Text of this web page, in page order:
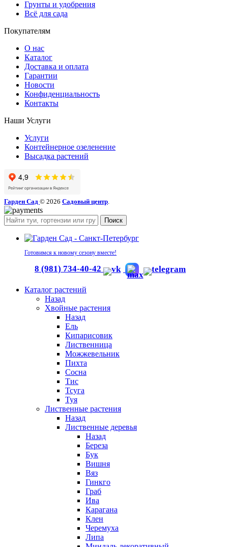
Грунты и удобрения
Всё для сада
Покупателям
О нас
Каталог
Доставка и оплата
Гарантии
Новости
Конфиденциальность
Контакты
Наши Услуги
Услуги
Контейнерное озеленение
Высадка растений
Гарден Сад © 2026 Садовый центр.
Поиск
Готовимся к новому сезону вместе!
8 (981) 734-40-42
Каталог растений
Назад
Хвойные растения
Назад
Ель
Кипарисовик
Лиственница
Можжевельник
Пихта
Сосна
Тис
Тсуга
Туя
Лиственные растения
Назад
Лиственные деревья
Назад
Береза
Бук
Вишня
Вяз
Гинкго
Граб
Ива
Карагана
Клен
Черемуха
Липа